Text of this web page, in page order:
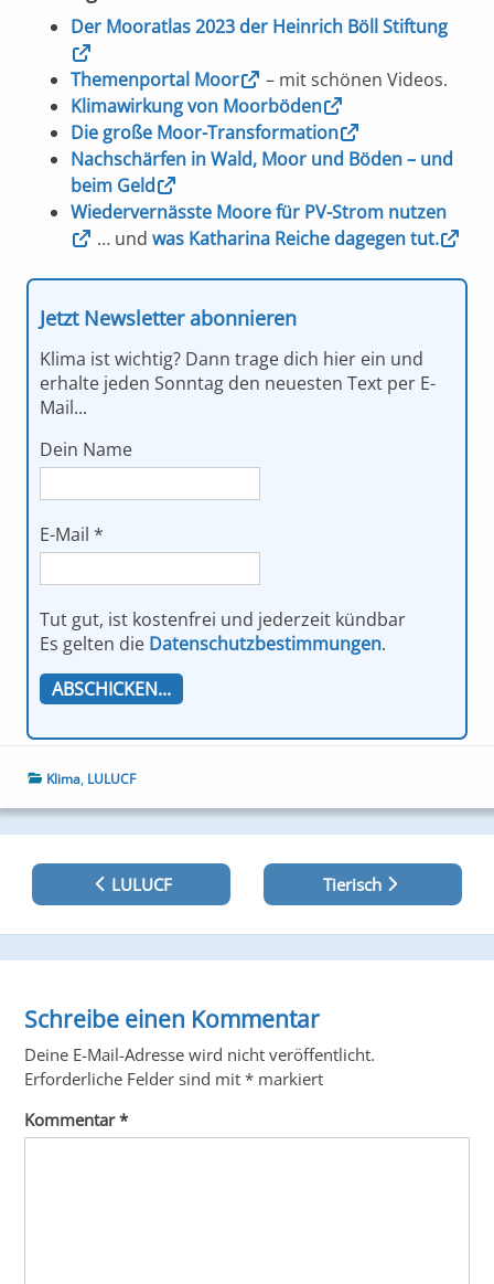
Der Mooratlas 2023 der Heinrich Böll Stiftung
Themenportal Moor
– mit schönen Videos.
Klimawirkung von Moorböden
Die große Moor-Transformation
Nachschärfen in Wald, Moor und Böden – und
beim Geld
Wiedervernässte Moore für PV-Strom nutzen
… und was Katharina Reiche dagegen tut.
Jetzt Newsletter abonnieren
Klima ist wichtig? Dann trage dich hier ein und
erhalte jeden Sonntag den neuesten Text per E-
Mail...
Dein Name
E-Mail *
Tut gut, ist kostenfrei und jederzeit kündbar
Es gelten die Datenschutzbestimmungen.
Klima, LULUCF
Beitragsnavigation
LULUCF Tierisch
Schreibe einen Kommentar
Deine E-Mail-Adresse wird nicht veröffentlicht.
Erforderliche Felder sind mit* markiert
Kommentar*